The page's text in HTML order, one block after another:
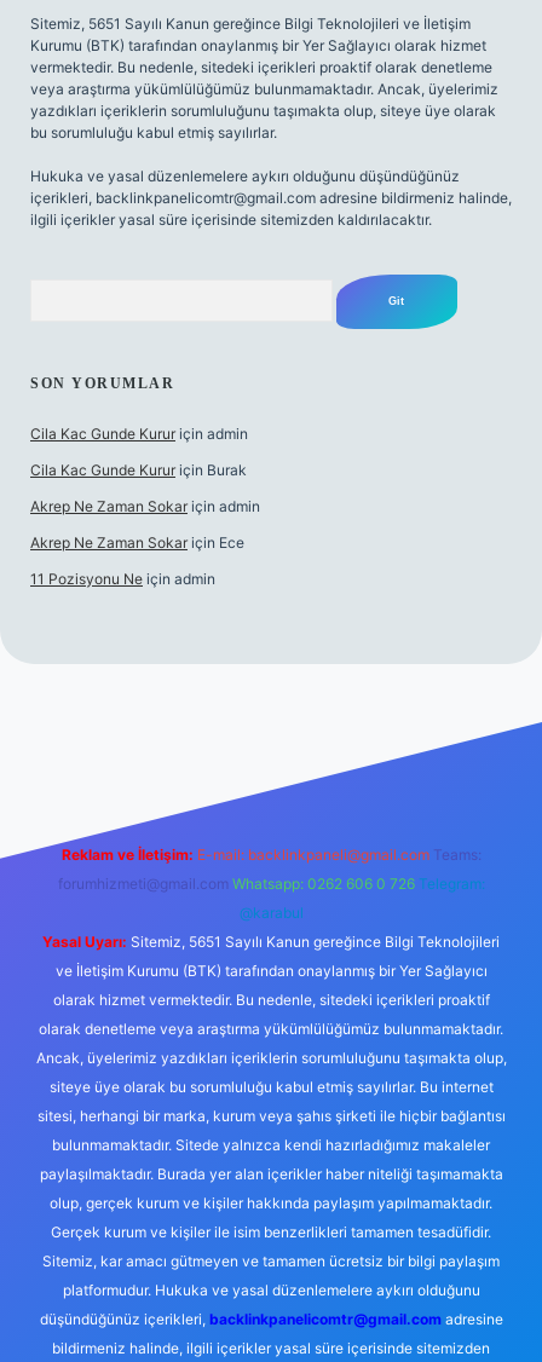
Sitemiz, 5651 Sayılı Kanun gereğince Bilgi Teknolojileri ve İletişim
Kurumu (BTK) tarafından onaylanmış bir Yer Sağlayıcı olarak hizmet
vermektedir. Bu nedenle, sitedeki içerikleri proaktif olarak denetleme
veya araştırma yükümlülüğümüz bulunmamaktadır. Ancak, üyelerimiz
yazdıkları içeriklerin sorumluluğunu taşımakta olup, siteye üye olarak
bu sorumluluğu kabul etmiş sayılırlar.
Hukuka ve yasal düzenlemelere aykırı olduğunu düşündüğünüz
içerikleri, backlinkpanelicomtr@gmail.com adresine bildirmeniz halinde,
ilgili içerikler yasal süre içerisinde sitemizden kaldırılacaktır.
SON YORUMLAR
Cila Kac Gunde Kurur için admin
Cila Kac Gunde Kurur için Burak
Akrep Ne Zaman Sokar için admin
Akrep Ne Zaman Sokar için Ece
11 Pozisyonu Ne için admin
Reklam ve İletişim: E-mail: backlinkpaneli@gmail.com Teams:
forumhizmeti@gmail.com Whatsapp: 0262 606 0 726 Telegram:
@karabul
Yasal Uyarı: Sitemiz, 5651 Sayılı Kanun gereğince Bilgi Teknolojileri
ve İletişim Kurumu (BTK) tarafından onaylanmış bir Yer Sağlayıcı
olarak hizmet vermektedir. Bu nedenle, sitedeki içerikleri proaktif
olarak denetleme veya araştırma yükümlülüğümüz bulunmamaktadır.
Ancak, üyelerimiz yazdıkları içeriklerin sorumluluğunu taşımakta olup,
siteye üye olarak bu sorumluluğu kabul etmiş sayılırlar. Bu internet
sitesi, herhangi bir marka, kurum veya şahıs şirketi ile hiçbir bağlantısı
bulunmamaktadır. Sitede yalnızca kendi hazırladığımız makaleler
paylaşılmaktadır. Burada yer alan içerikler haber niteliği taşımamakta
olup, gerçek kurum ve kişiler hakkında paylaşım yapılmamaktadır.
Gerçek kurum ve kişiler ile isim benzerlikleri tamamen tesadüfidir.
Sitemiz, kar amacı gütmeyen ve tamamen ücretsiz bir bilgi paylaşım
platformudur. Hukuka ve yasal düzenlemelere aykırı olduğunu
düşündüğünüz içerikleri, backlinkpanelicomtr@gmail.comadresine
bildirmeniz halinde, ilgili içerikler yasal süre içerisinde sitemizden